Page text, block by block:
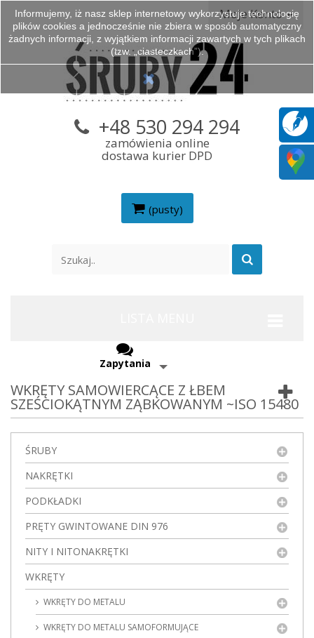
Moje Konto
(pusty)
+48 530 294 294
zamówienia online
dostawa kurier DPD
Zapytania
WKRĘTY SAMOWIERCĄCE Z ŁBEM
SZEŚCIOKĄTNYM ZĄBKOWANYM ~ISO 15480
ŚRUBY
NAKRĘTKI
PODKŁADKI
PRĘTY GWINTOWANE DIN 976
NITY I NITONAKRĘTKI
WKRĘTY
WKRĘTY DO METALU
WKRĘTY DO METALU SAMOFORMUJĄCE
Informujemy, iż nasz sklep internetowy wykorzystuje technologię
plików cookies a jednocześnie nie zbiera w sposób automatyczny
żadnych informacji, z wyjątkiem informacji zawartych w tych plikach
(tzw. „ciasteczkach”).